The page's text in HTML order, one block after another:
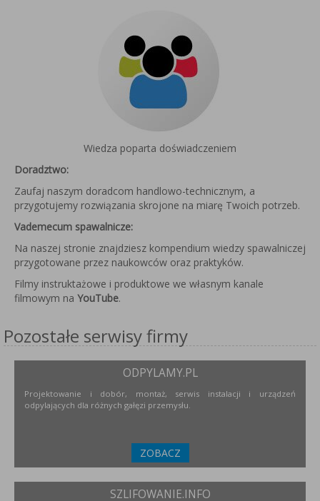
Wiedza poparta doświadczeniem
Doradztwo:
Zaufaj naszym doradcom handlowo-technicznym, a
przygotujemy rozwiązania skrojone na miarę Twoich potrzeb.
Vademecum spawalnicze:
Na naszej stronie znajdziesz kompendium wiedzy spawalniczej
przygotowane przez naukowców oraz praktyków.
Filmy instruktażowe i produktowe we własnym kanale
filmowym na YouTube.
Pozostałe serwisy firmy
ODPYLAMY.PL
Projektowanie i dobór, montaż, serwis instalacji i urządzeń
odpylających dla różnych gałęzi przemysłu.
ZOBACZ
SZLIFOWANIE.INFO